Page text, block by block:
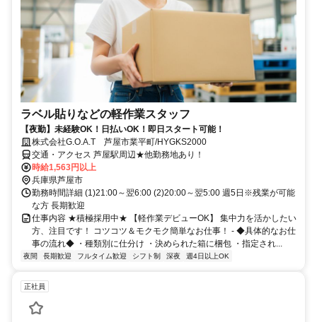
ラベル貼りなどの軽作業スタッフ
【夜勤】未経験OK！日払いOK！即日スタート可能！
株式会社G.O.A.T 芦屋市業平町/HYGKS2000
交通・アクセス 芦屋駅周辺★他勤務地あり！
時給1,563円以上
兵庫県芦屋市
勤務時間詳細 (1)21:00～翌6:00 (2)20:00～翌5:00 週5日※残業が可能
な方 長期歓迎
仕事内容 ★積極採用中★ 【軽作業デビューOK】 集中力を活かしたい
方、注目です！ コツコツ＆モクモク簡単なお仕事！ - ◆具体的なお仕
事の流れ◆ ・種類別に仕分け ・決められた箱に梱包 ・指定され...
夜間 長期歓迎 フルタイム歓迎 シフト制 深夜 週4日以上OK
正社員